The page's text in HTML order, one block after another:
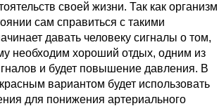
своей жизни. Так как организм
сам справиться с такими
давать человеку сигналы о том,
необходим хороший отдых, одним из
и будет повышение давления. В
вариантом будет использовать
для понижения артериального